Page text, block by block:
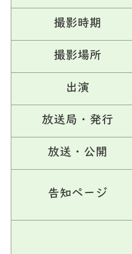
撮影時期
撮影場所
出演
放送局・発行
放送・公開
告知ページ